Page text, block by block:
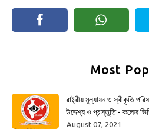
Most
রাষ্ট্রীয় মূল্যায়ন ও স্বীকৃতি
উদ্দেশ্য ও প্রস্তুতি - কলেজ
August 07, 2021